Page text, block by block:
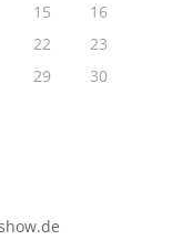
15
16
22
23
29
30